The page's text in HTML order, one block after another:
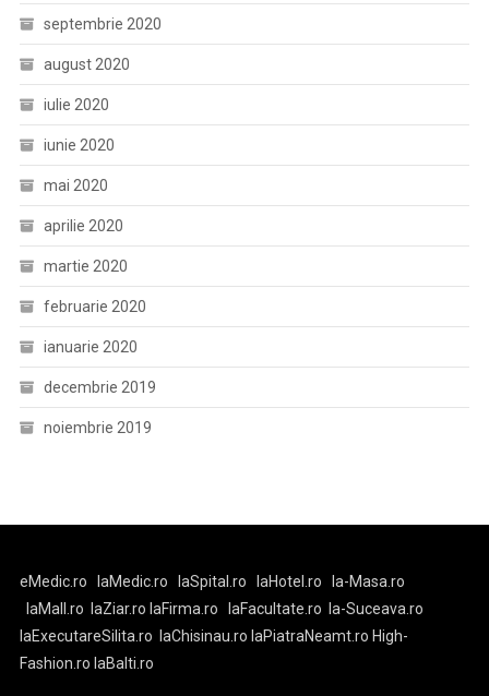
septembrie 2020
august 2020
iulie 2020
iunie 2020
mai 2020
aprilie 2020
martie 2020
februarie 2020
ianuarie 2020
decembrie 2019
noiembrie 2019
eMedic.ro laMedic.ro laSpital.ro laHotel.ro
la-Masa.ro
laMall.ro
laZiar.ro laFirma.ro laFacultate.ro
la-Suceava.ro
laExecutareSilita.ro
laChisinau.ro laPiatraNeamt.ro High-
Fashion.ro laBalti.ro